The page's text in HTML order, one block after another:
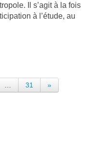
Il s’agit à la fois
à l’étude, au
31 »